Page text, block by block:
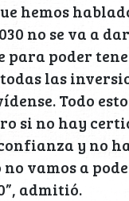
hemos
no se va a
para poder
las
Todo
si no hay
y no
vamos a
admitió.